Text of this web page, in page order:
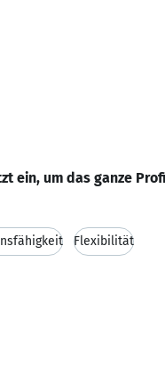
ein, um das ganze
Flexibilität